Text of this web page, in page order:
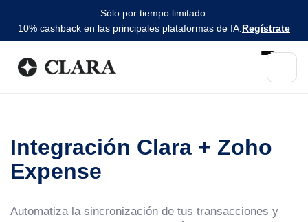
Sólo por tiempo limitado:
10% cashback en las principales plataformas de IA. Regístrate
Integración Clara + Zoho
Expense
Automatiza la sincronización de tus transacciones y